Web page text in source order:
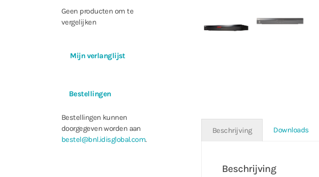
Beschrijving Downloads
Beschrijving
Geen producten om te
vergelijken
Mijn verlanglijst
Bestellingen
Bestellingen kunnen
doorgegeven worden aan
bestel@bnl.idisglobal.com.